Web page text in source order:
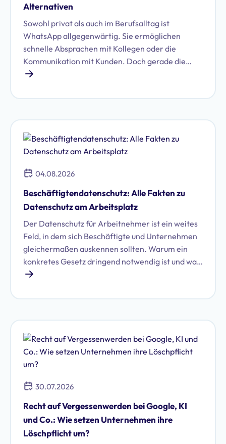
Alternativen
Sowohl privat als auch im Berufsalltag ist
WhatsApp allgegenwärtig. Sie ermöglichen
schnelle Absprachen mit Kollegen oder die
Kommunikation mit Kunden. Doch gerade die
Nutzung von WhatsApp im geschäftlichen Umfeld
welche das sind und ob Sie WhatsApp DSGVO-
04.08.2026
Beschäftigtendatenschutz: Alle Fakten zu
Datenschutz am Arbeitsplatz
Der Datenschutz für Arbeitnehmer ist ein weites
Feld, in dem sich Beschäftigte und Unternehmen
gleichermaßen auskennen sollten. Warum ein
konkretes Gesetz dringend notwendig ist und was
damit auf Unternehmen zukommen könnte, zeigt
30.07.2026
Recht auf Vergessenwerden bei Google, KI
und Co.: Wie setzen Unternehmen ihre
Löschpflicht um?